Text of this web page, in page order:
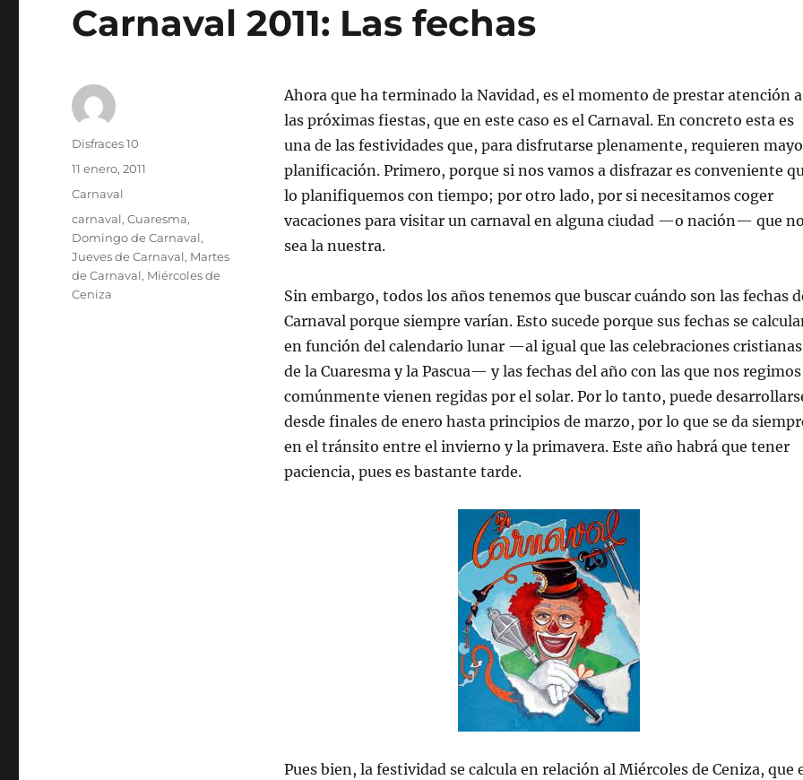
Carnaval 2011: Las fechas
Ahora que ha terminado la Navidad, es el momento de prestar atención a
las próximas fiestas, que en este caso es el Carnaval. En concreto esta es
una de las festividades que, para disfrutarse plenamente, requieren
planificación. Primero, porque si nos vamos a disfrazar es conveniente
lo planifiquemos con tiempo; por otro lado, por si necesitamos coger
vacaciones para visitar un carnaval en alguna ciudad —o nación— que
sea la nuestra.
Sin embargo, todos los años tenemos que buscar cuándo son las fechas
Carnaval porque siempre varían. Esto sucede porque sus fechas se
en función del calendario lunar —al igual que las celebraciones cristianas
de la Cuaresma y la Pascua— y las fechas del año con las que nos regimos
comúnmente vienen regidas por el solar. Por lo tanto, puede
desde finales de enero hasta principios de marzo, por lo que se da
en el tránsito entre el invierno y la primavera. Este año habrá que tener
paciencia, pues es bastante tarde.
Pues bien, la festividad se calcula en relación al Miércoles de Ceniza, que
Autor
Disfraces 10
Publicado
11 enero, 2011
Categorías
Carnaval
Etiquetas
carnaval,Cuaresma,
Domingo de Carnaval,
Jueves de Carnaval, Martes
de Carnaval, Miércoles de
Ceniza